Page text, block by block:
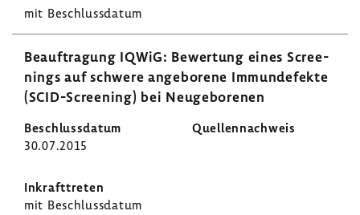
mit Beschluss­datum
Beauf­tra­gung IQWiG: Bewer­tung eines Scree­
nings auf schwere ange­bo­rene Immun­de­fekte
(SCID-​Screening) bei Neuge­bo­renen
30.07.2015
mit Beschluss­datum